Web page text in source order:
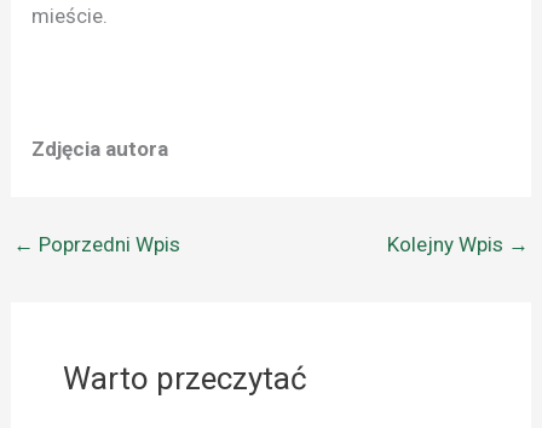
mieście.
Zdjęcia autora
← Poprzedni Wpis Kolejny Wpis →
Warto przeczytać